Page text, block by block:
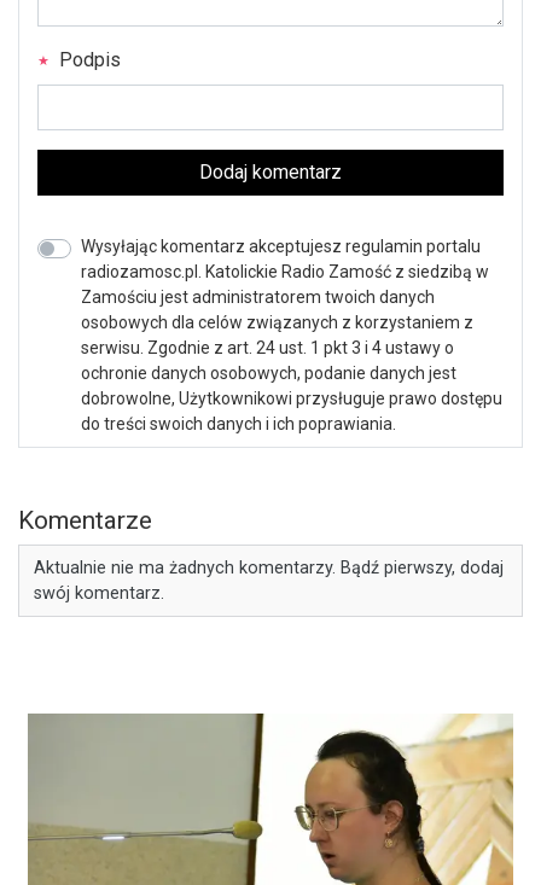
Podpis
Dodaj komentarz
Wysyłając komentarz akceptujesz regulamin portalu
radiozamosc.pl. Katolickie Radio Zamość z siedzibą w
Zamościu jest administratorem twoich danych
osobowych dla celów związanych z korzystaniem z
serwisu. Zgodnie z art. 24 ust. 1 pkt 3 i 4 ustawy o
ochronie danych osobowych, podanie danych jest
dobrowolne, Użytkownikowi przysługuje prawo dostępu
do treści swoich danych i ich poprawiania.
Komentarze
Aktualnie nie ma żadnych komentarzy. Bądź pierwszy, dodaj
swój komentarz.